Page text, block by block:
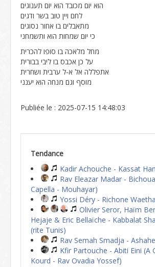
הוא יום מכובד הוא יום תענוגים
לחם ויין טוב בשר ודגים
מתאבלים בו אחור נסוגים
כי יום שמחות הוא ותשמחני
מחל מלאכה בו סופו להכרית
על כן אכבס בו ליבי בבורית
אתפללה אל א-ל ערבית ושחרית
מוסף וגם מנחה הוא יענני
Publiée le : 2025-07-15 14:48:03
Tendance
Kadir Achouche - Kassat
Rav Eleazar Madar -
Capella - Mouhayar)
Yossi Déry - Richone
Olivier Seror, Haïm
Hejaje & Eric Bellaïche - Kabbalat
(rite Tunis)
Rav Semah Smadja -
Kfir Partouche - Abiti Eini (A
Kourd - Rav Ovadia Yossef)